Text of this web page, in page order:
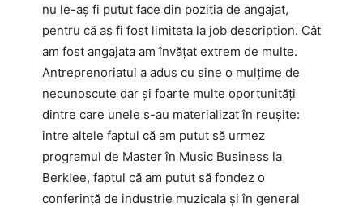
nu le-aș fi putut face din poziția de angajat,
pentru că aș fi fost limitata la job description. Cât
am fost angajata am învățat extrem de multe.
Antreprenoriatul a adus cu sine o mulțime de
necunoscute dar și foarte multe oportunități
dintre care unele s-au materializat în reușite:
intre altele faptul că am putut să urmez
programul de Master în Music Business la
Berklee, faptul că am putut să fondez o
conferință de industrie muzicala și în general